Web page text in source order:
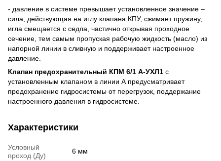
- давление в системе превышает установленное значение –
сила, действующая на иглу клапана КПУ, сжимает пружину,
игла смещается с седла, частично открывая проходное
сечение, тем самым пропуская рабочую жидкость (масло) из
напорной линии в сливную и поддерживает настроенное
давление.
Клапан предохранительный КПМ 6/1 А-УХЛ1 с
установленным клапаном в линии А предусматривает
предохранение гидросистемы от перегрузок, поддержание
настроенного давления в гидросистеме.
Характеристики
Условный
проход (Ду)
6 мм